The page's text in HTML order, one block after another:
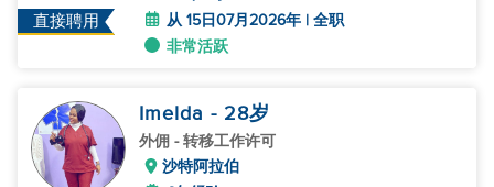
直接聘用
从 15日07月2026年 | 全职
非常活跃
Imelda - 28岁
外佣 - 转移工作许可
沙特阿拉伯